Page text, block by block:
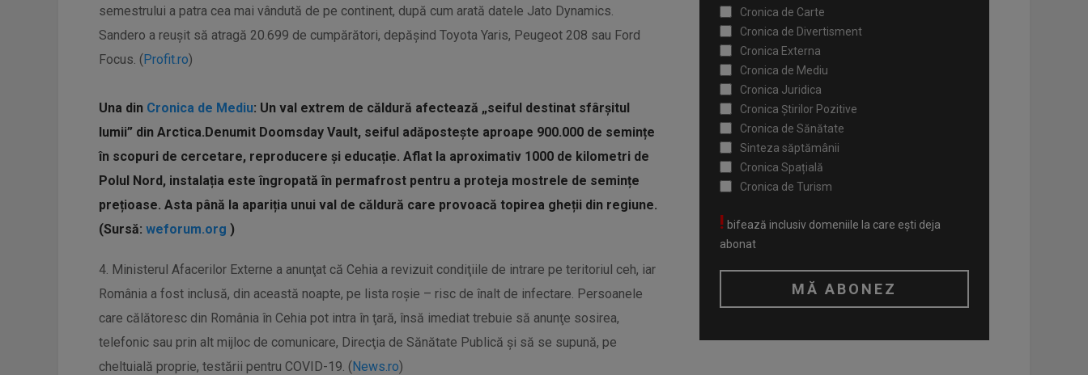
semestrului a patra cea mai vândută de pe continent, după cum arată datele Jato Dynamics.
Sandero a reușit să atragă 20.699 de cumpărători, depășind Toyota Yaris, Peugeot 208 sau Ford
Focus. (Profit.ro)
Una din Cronica de Mediu: Un val extrem de căldură afectează „seiful destinat sfârşitul
lumii” din Arctica.Denumit Doomsday Vault, seiful adăpostește aproape 900.000 de semințe
în scopuri de cercetare, reproducere și educație. Aflat la aproximativ 1000 de kilometri de
Polul Nord, instalația este îngropată în permafrost pentru a proteja mostrele de semințe
prețioase. Asta până la apariția unui val de căldură care provoacă topirea gheții din regiune.
(Sursă: weforum.org )
4. Ministerul Afacerilor Externe a anunţat că Cehia a revizuit condiţiile de intrare pe teritoriul ceh, iar
România a fost inclusă, din această noapte, pe lista roşie – risc de înalt de infectare. Persoanele
care călătoresc din România în Cehia pot intra în ţară, însă imediat trebuie să anunţe sosirea,
telefonic sau prin alt mijloc de comunicare, Direcţia de Sănătate Publică şi să se supună, pe
cheltuială proprie, testării pentru COVID-19. (News.ro)
Cronica de Carte
Cronica de Divertisment
Cronica Externa
Cronica de Mediu
Cronica Juridica
Cronica Știrilor Pozitive
Cronica de Sănătate
Sinteza săptămânii
Cronica Spațială
Cronica de Turism
! bifează inclusiv domeniile la care ești deja
abonat